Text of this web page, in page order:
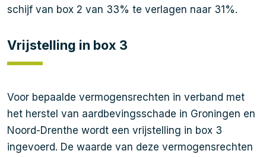
schijf van box 2 van 33% te verlagen naar 31%.
Vrijstelling in box 3
Voor bepaalde vermogensrechten in verband met
het herstel van aardbevingsschade in Groningen en
Noord-Drenthe wordt een vrijstelling in box 3
ingevoerd. De waarde van deze vermogensrechten